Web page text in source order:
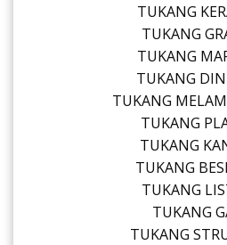
TUKANG
TUKANG
TUKANG
TUKANG
TUKANG
TUKANG
TUKANG
TUKANG
TUKANG
TUKANG
TUKANG